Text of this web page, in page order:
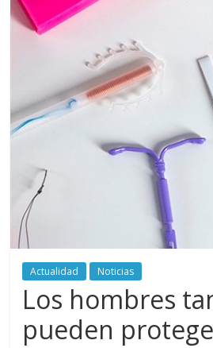
periodismo
digital
Grancolombiano
Actualidad Noticias
Los hombres
pueden